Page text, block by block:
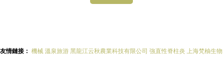
友情鏈接： 機械 溫泉旅游 黑龍江云秋農業科技有限公司 強直性脊柱炎 上海梵柚生物